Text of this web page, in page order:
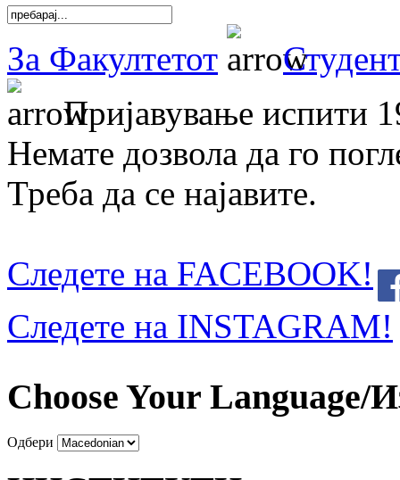
За Факултетот
Пријавување испити
Немате дозвола да го
Треба да се најавите.
Следете на FACEBOOK!
Следете на INSTAGRAM!
Choose Your Language/
Одбери